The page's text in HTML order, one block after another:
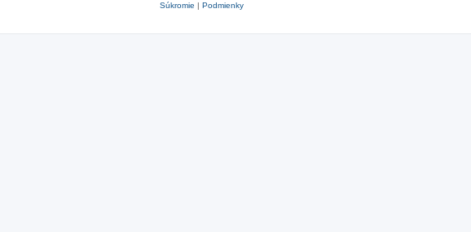
Súkromie | Podmienky